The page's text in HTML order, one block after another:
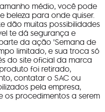
médio, você pode
beleza para onde quiser.
dão muitas possibilidades
te dá segurança e
da ação 'Semana de
limitado, e sua troca só
do site oficial da marca
foi retirado,
contatar o SAC ou
pela empresa,
procedimentos a serem